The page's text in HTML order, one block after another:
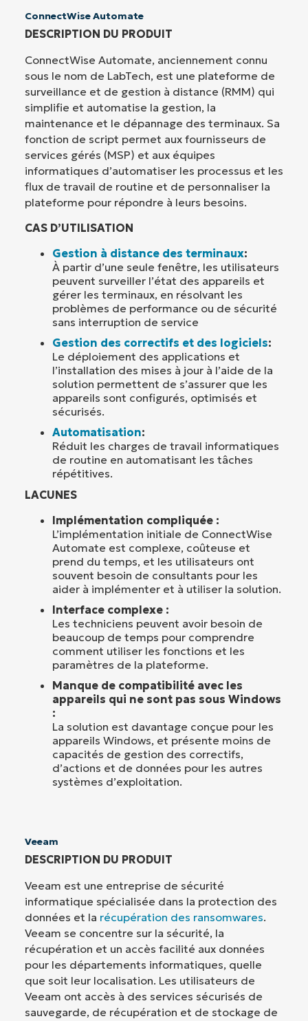
ConnectWise Automate
DESCRIPTION DU PRODUIT
ConnectWise Automate, anciennement connu
sous le nom de LabTech, est une plateforme de
surveillance et de gestion à distance (RMM) qui
simplifie et automatise la gestion, la
maintenance et le dépannage des terminaux. Sa
fonction de script permet aux fournisseurs de
services gérés (MSP) et aux équipes
informatiques d’automatiser les processus et les
flux de travail de routine et de personnaliser la
plateforme pour répondre à leurs besoins.
CAS D’UTILISATION
Gestion à distance des terminaux:
À partir d’une seule fenêtre, les utilisateurs
peuvent surveiller l’état des appareils et
gérer les terminaux, en résolvant les
problèmes de performance ou de sécurité
sans interruption de service
Gestion des correctifs et des logiciels:
Le déploiement des applications et
l’installation des mises à jour à l’aide de la
solution permettent de s’assurer que les
appareils sont configurés, optimisés et
sécurisés.
Automatisation:
Réduit les charges de travail informatiques
de routine en automatisant les tâches
répétitives.
LACUNES
Implémentation compliquée :
L’implémentation initiale de ConnectWise
Automate est complexe, coûteuse et
prend du temps, et les utilisateurs ont
souvent besoin de consultants pour les
aider à implémenter et à utiliser la solution.
Interface complexe :
Les techniciens peuvent avoir besoin de
beaucoup de temps pour comprendre
comment utiliser les fonctions et les
paramètres de la plateforme.
Manque de compatibilité avec les
appareils qui ne sont pas sous Windows
:
La solution est davantage conçue pour les
appareils Windows, et présente moins de
capacités de gestion des correctifs,
d’actions et de données pour les autres
systèmes d’exploitation.
Veeam
DESCRIPTION DU PRODUIT
Veeam est une entreprise de sécurité
informatique spécialisée dans la protection des
données et la récupération des ransomwares.
Veeam se concentre sur la sécurité, la
récupération et un accès facilité aux données
pour les départements informatiques, quelle
que soit leur localisation. Les utilisateurs de
Veeam ont accès à des services sécurisés de
sauvegarde, de récupération et de stockage de